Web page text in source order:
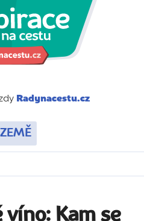
Radynacestu.cz
ZEMĚ
Kam se